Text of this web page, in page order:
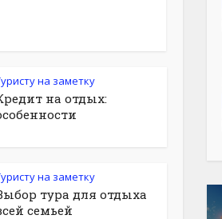
на заметку
на отдых:
на заметку
тура для отдыха
семьей